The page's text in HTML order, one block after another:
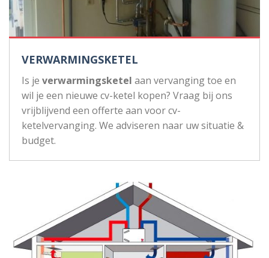
VERWARMINGSKETEL
Is je verwarmingsketel aan vervanging toe en
wil je een nieuwe cv-ketel kopen? Vraag bij ons
vrijblijvend een offerte aan voor cv-
ketelvervanging. We adviseren naar uw situatie &
budget.